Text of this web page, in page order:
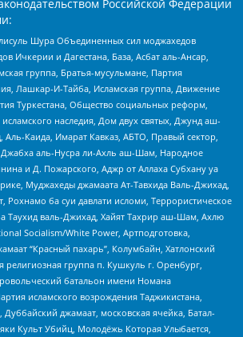
Российской Федерации
Шура Объединенных сил моджахедов
Ичкерии и Дагестана, База, Асбат аль-Ансар,
группа, Братья-мусульмане, Партия
Лашкар-И-Тайба, Исламская группа, Движение
Туркестана, Общество социальных реформ,
наследия, Дом двух святых, Джунд аш-
Каида, Имарат Кавказ, АБТО, Правый сектор,
Джабха аль-Нусра ли-Ахль аш-Шам, Народное
и Д. Пожарского, Аджр от Аллаха Субхану уа
Муджахеды джамаата Ат-Тавхида Валь-Джихад,
Рохнамо ба суи давлати исломи, Террористическое
Таухид валь-Джихад, Хайят Тахрир аш-Шам, Ахлю
Socialism/White Power, Артподготовка,
“Красный пахарь”, Колумбайн, Хатлонский
религиозная группа п. Кушкуль г. Оренбург,
батальон имени Номана
исламского возрождения Таджикистана,
джамаат, московская ячейка, Батал-
Культ Убийц, Молодёжь Которая Улыбается,